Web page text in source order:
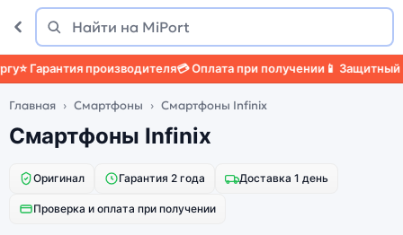
Поиск
Найти
⭐ Гарантия производителя💳 Оплата при получении📱 Защитный
Главная Смартфоны Смартфоны Infinix
Смартфоны Infinix
Оригинал Гарантия 2 года Доставка 1 день
Проверка и оплата при получении